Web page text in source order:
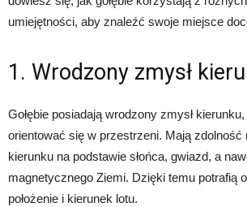
umiejętności, aby znaleźć swoje miejsce
1. Wrodzony zmysł
Gołębie posiadają wrodzony zmysł
orientować się w przestrzeni. Mają zdolność
kierunku na podstawie słońca, gwiazd, a
magnetycznego Ziemi. Dzięki temu potrafią
położenie i kierunek lotu.